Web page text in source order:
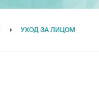
УХОД ЗА ЛИЦОМ